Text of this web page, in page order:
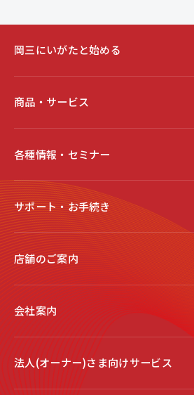
岡三にいがたと始める
商品・サービス
各種情報・セミナー
サポート・お手続き
店舗のご案内
会社案内
法人(オーナー)さま向けサービス